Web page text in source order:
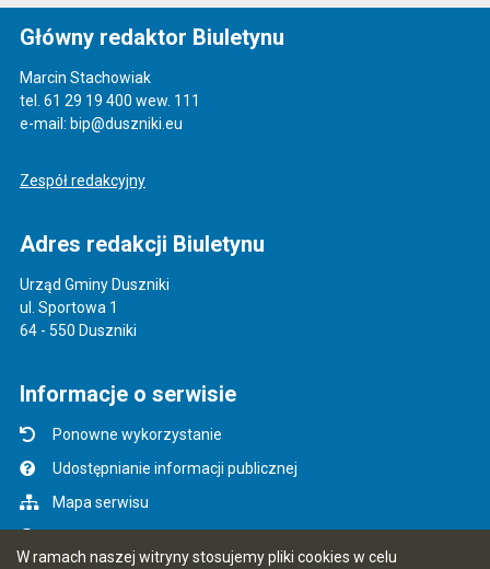
W ramach naszej witryny stosujemy pliki cookies w celu
Główny redaktor Biuletynu
Marcin Stachowiak
tel. 61 29 19 400 wew. 111
e-mail: bip@duszniki.eu
Zespół redakcyjny
Adres redakcji Biuletynu
Urząd Gminy Duszniki
ul. Sportowa 1
64 - 550 Duszniki
Informacje o serwisie
Ponowne wykorzystanie
Udostępnianie informacji publicznej
Mapa serwisu